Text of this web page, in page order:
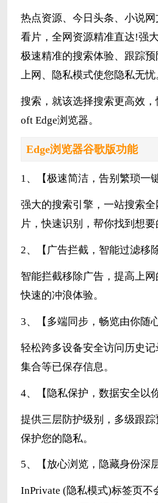
热点资源、今日头条、小说
看片，全网资源精准直达!强
极速精准的搜索体验、跟踪
上网、隐私模式使您隐私无忧
搜索，就该选择搜索更高效
oft Edge浏览器。
Edge浏览器谷歌版功能
1、【极速简洁，告别繁琐一
强大的搜索引擎，一站搜索
片，快速识别，帮你找到想要
2、【广告拦截，智能过滤移
智能拦截移除广告，提高上
快速的冲浪体验。
3、【多端同步，畅览由你随
轻松跨多设备安全访问历史
集合等已保存信息。
4、【隐私保护，数据安全以
提供三层防护级别，多级跟
保护您的隐私。
5、【放心浏览，隐藏身份深
InPrivate (隐私模式)标签页不